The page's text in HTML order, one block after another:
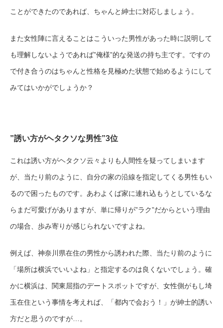
ことができたのであれば、ちゃんと紳士に対応しましょう。
また女性陣に言えることはこういった男性があった時に説明して
も理解しないようであれば”俺様”的な発送の持ち主です。ですの
で付き合うのはちゃんと性格を見極めた状態で始めるようにして
みてはいかがでしょうか？
”誘い方がヘタクソな男性”3位
これは誘い方がヘタクソ云々よりも人間性を疑ってしまいます
が、当たり前のように、自分の家の沿線を指定してくる男性もい
るので困ったものです。あわよくば家に連れ込もうとしているな
らまだ可愛げがありますが、単に帰りが”ラク”だからという理由
の場合、歩み寄りが感じられないですよね。
例えば、神奈川県在住の男性から誘われた際、当たり前のように
「場所は横浜でいいよね」と指定するのは良くないでしょう。確
かに横浜は、関東屈指のデートスポットですが、女性側がもし埼
玉在住という事情を考えれば、「都内で会おう！」が紳士的誘い
方だと思うのですが…。